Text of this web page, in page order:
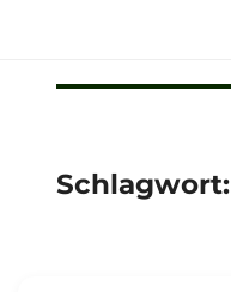
Schlagwort: